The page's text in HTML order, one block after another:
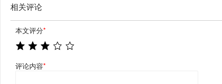
相关评论
本文评分*
评论内容*